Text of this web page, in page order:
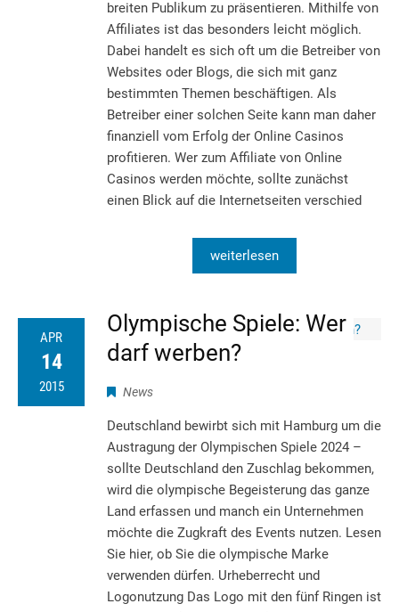
breiten Publikum zu präsentieren. Mithilfe von
Affiliates ist das besonders leicht möglich.
Dabei handelt es sich oft um die Betreiber von
Websites oder Blogs, die sich mit ganz
bestimmten Themen beschäftigen. Als
Betreiber einer solchen Seite kann man daher
finanziell vom Erfolg der Online Casinos
profitieren. Wer zum Affiliate von Online
Casinos werden möchte, sollte zunächst
einen Blick auf die Internetseiten verschied
weiterlesen
APR
14
2015
Olympische Spiele: Wer
darf werben?
News
Deutschland bewirbt sich mit Hamburg um die
Austragung der Olympischen Spiele 2024 –
sollte Deutschland den Zuschlag be­kommen,
wird die olympische Begeisterung das ganze
Land erfassen und manch ein Unter­nehmen
möchte die Zugkraft des Events nutzen. Lesen
Sie hier, ob Sie die olympische Marke
verwenden dürfen. Urheberrecht und
Logonutzung Das Logo mit den fünf Ringen ist